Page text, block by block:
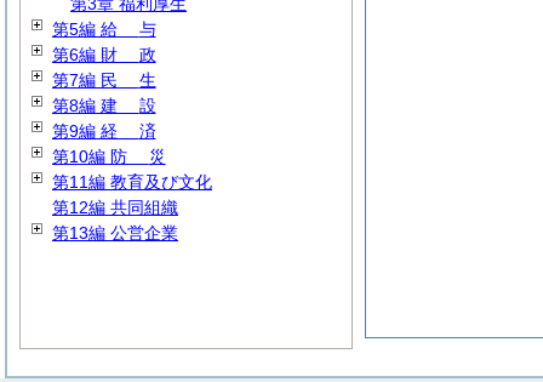
第5編 給 与
第6編 財 政
第7編 民 生
第8編 建 設
第9編 経 済
第10編 防 災
第11編 教育及び文化
第12編 共同組織
第13編 公営企業